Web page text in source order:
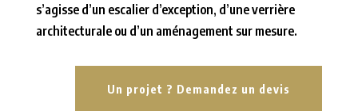
s’agisse d’un escalier d’exception, d’une verrière
architecturale ou d’un aménagement sur mesure.
Un projet ? Demandez un devis